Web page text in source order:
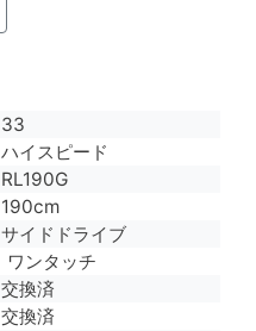
33
ハイスピード
RL190G
190cm
サイドドライブ
ワンタッチ
交換済
交換済